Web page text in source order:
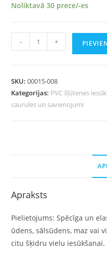
Noliktavā 30 prece/-es
- +
SKU:00015-008
Kategorijas: PVC šļūtenes
caurules un savienojumi
Apraksts
Pielietojums: Spēcīga un
ūdens, sālsūdens, maz vai
citu šķidru vielu iesūkšanai.